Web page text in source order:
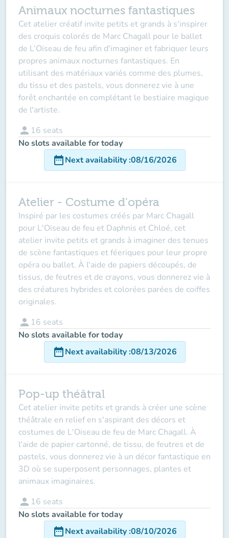
Animaux nocturnes fantastiques
Cet atelier créatif invite petits et grands à s'inspirer
des croquis colorés de Marc Chagall pour le ballet
de L’Oiseau de feu afin d'imaginer et fabriquer leurs
propres animaux nocturnes fantastiques. En
utilisant des matériaux variés comme des plumes,
du tissu et des pastels, vous donnerez vie à une
forêt enchantée en complétant le bestiaire magique
de l'artiste.
person 16 seats
No slots available for today
date_rangeNext availability:08/16/2026
Atelier - Costume d'opéra
Inspiré par les costumes créés par Marc Chagall
pour L'Oiseau de feu et Daphnis et Chloé, cet
atelier invite petits et grands à imaginer des tenues
de scène fantastiques et féeriques pour leur propre
opéra ou ballet. À l'aide de papiers découpés, de
tissus, de feutres et de crayons, vous donnerez vie à
des créatures hybrides et colorées parées de coiffes
originales.
person 16 seats
No slots available for today
date_rangeNext availability:08/13/2026
Pop-up théâtral
Cet atelier invite petits et grands à créer une scène
théâtrale en relief en s'aspirant des décors et
costumes de L'Oiseau de feu de Marc Chagall. À
l'aide de papier cartonné, de tissu, de feutres et de
pastels, vous donnerez vie à un décor fantastique en
3D où se superposent personnages, plantes et
animaux imaginaires.
person 16 seats
No slots available for today
date_rangeNext availability:08/10/2026